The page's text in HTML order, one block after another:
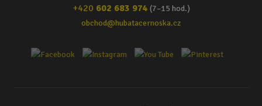
+420 602 683 974 (7–15 hod.)
obchod@hubatacernoska.cz